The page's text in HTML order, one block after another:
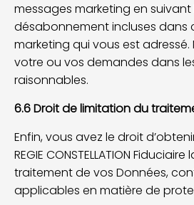
messages marketing en
désabonnement incluses dans
marketing qui vous est
votre ou vos demandes dans
raisonnables.
6.6 Droit de limitation du
Enfin, vous avez le droit
REGIE CONSTELLATION
traitement de vos Données,
applicables en matière de